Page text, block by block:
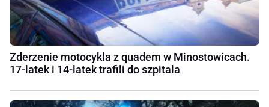
Zderzenie motocykla z quadem w Minostowicach.
17-latek i 14-latek trafili do szpitala